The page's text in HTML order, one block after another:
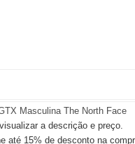
Masculina The North Face
a descrição e preço.
até 15% de desconto na